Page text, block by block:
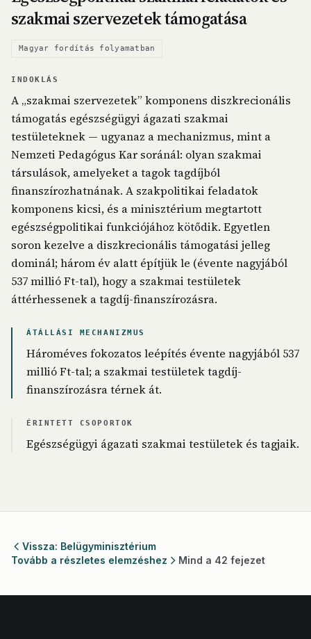
szakmai szervezetek támogatása
Magyar fordítás folyamatban
INDOKLÁS
A „szakmai szervezetek” komponens diszkrecionális
támogatás egészségügyi ágazati szakmai
testületeknek — ugyanaz a mechanizmus, mint a
Nemzeti Pedagógus Kar soránál: olyan szakmai
társulások, amelyeket a tagok tagdíjból
finanszírozhatnának. A szakpolitikai feladatok
komponens kicsi, és a minisztérium megtartott
egészségpolitikai funkciójához kötődik. Egyetlen
soron kezelve a diszkrecionális támogatási jelleg
dominál; három év alatt építjük le (évente nagyjából
537 millió Ft-tal), hogy a szakmai testületek
áttérhessenek a tagdíj-finanszírozásra.
ÁTÁLLÁSI MECHANIZMUS
Hároméves fokozatos leépítés évente nagyjából 537
millió Ft-tal; a szakmai testületek tagdíj-
finanszírozásra térnek át.
ÉRINTETT CSOPORTOK
Egészségügyi ágazati szakmai testületek és tagjaik.
Vissza: Belügyminisztérium
Tovább a részletes elemzéshez
Mind a 42 fejezet